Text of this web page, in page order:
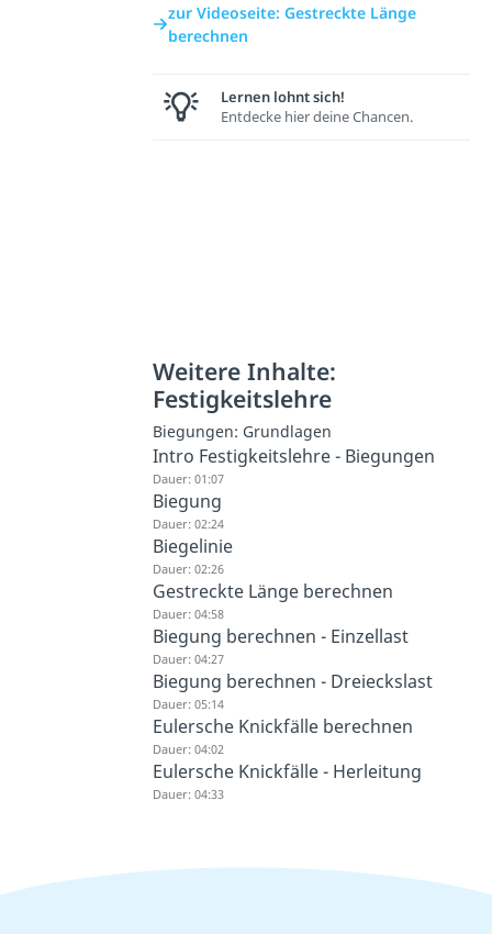
zur Videoseite: Gestreckte Länge
berechnen
Lernen lohnt sich!
Entdecke hier deine Chancen.
Weitere Inhalte:
Festigkeitslehre
Biegungen: Grundlagen
Intro Festigkeitslehre - Biegungen
Dauer: 01:07
Biegung
Dauer: 02:24
Biegelinie
Dauer: 02:26
Gestreckte Länge berechnen
Dauer: 04:58
Biegung berechnen - Einzellast
Dauer: 04:27
Biegung berechnen - Dreieckslast
Dauer: 05:14
Eulersche Knickfälle berechnen
Dauer: 04:02
Eulersche Knickfälle - Herleitung
Dauer: 04:33